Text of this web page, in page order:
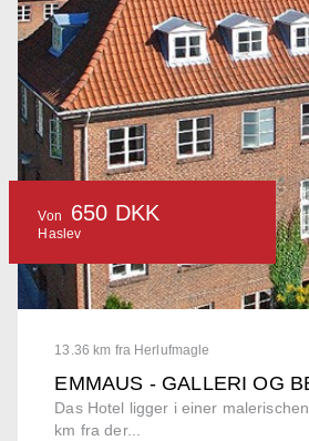
13.36 km fra Herlufmagle
EMMAUS - GALLERI OG
Das Hotel ligger i einer
km fra der...
Von 650 DKK
Haslev